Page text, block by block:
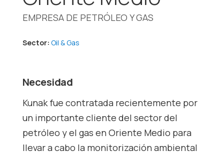
EMPRESA DE PETRÓLEO Y GAS
Sector: Oil & Gas
Necesidad
Kunak fue contratada recientemente por
un importante cliente del sector del
petróleo y el gas en Oriente Medio para
llevar a cabo la monitorización ambiental